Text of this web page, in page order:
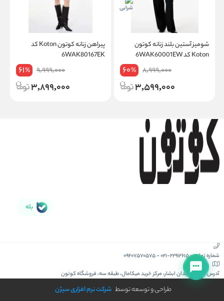
شومیز آستین بلند زنانه کوتون
Koton کد 6WAK60001EW
8,999,000
60%
3,599,000
پیراهن زنانه کوتون Koton کد
6WAK80167EK
9,999,000
61%
3,899,000
بله
شماره تماس :021-22912615
-
09207570575
آدرس :کیش، میدان ابشار، مرکز خرید میکامال، طبقه سه، فروشگاه کوتون
طراحی و توسعه توسط شرکت نرم افزاری سیژن